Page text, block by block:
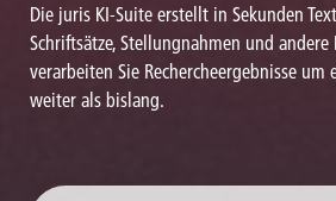
Die juris KI-Suite erstellt in Sekunden
Schriftsätze, Stellungnahmen und andere
verarbeiten Sie Rechercheergebnisse um
weiter als bislang.